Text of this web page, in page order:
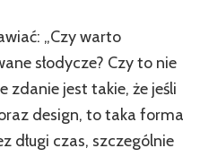
„Czy warto
słodycze? Czy to nie
zdanie jest takie, że jeśli
design, to taka forma
długi czas, szczególnie